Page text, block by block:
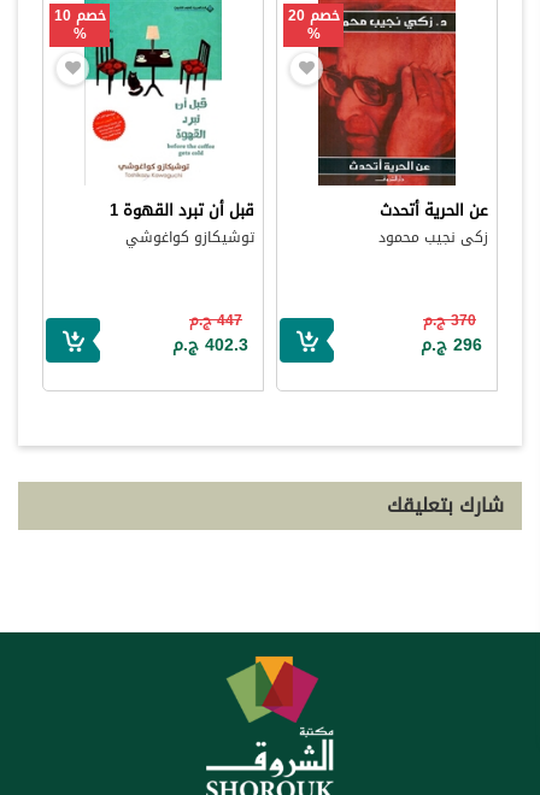
خصم 20
%
عن الحرية أتحدث
زكى نجيب محمود
370 ج.م
296 ج.م
خصم 10
%
قبل أن تبرد القهوة 1
توشيكازو كواغوشي
447 ج.م
402.3 ج.م
شارك بتعليقك